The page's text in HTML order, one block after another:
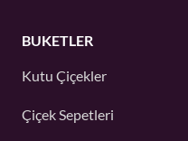
BUKETLER
Kutu Çiçekler
Çiçek Sepetleri